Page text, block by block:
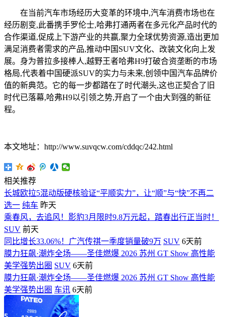
在当前汽车市场经历大变革的环境中,汽车消费市场也在
经历剧变,此番携手罗伦士,哈弗打通两者在多元化产品时代的
合作渠道,促成上下游产业的共赢,聚力全球优势资源,造出更加
满足消费者需求的产品,推动中国SUV文化、改装文化向上发
展。身为普拉多接棒人,越野王者哈弗H9打破合资垄断的市场
格局,代表着中国硬派SUV的实力与未来,创领中国汽车品牌价
值的新典范。它的每一步都踏在了时代潮头,这也正契合了旧
时代已落幕,哈弗H9以引领之势,开启了一个由大到强的新征
程。
本文地址：http://www.suvqcw.com/cddqc/242.html
相关推荐
长城欧拉5混动版硬核验证“平顺实力”，让“顺”与“快”不再二
选一 纯车 昨天
乘春风，去追风！影豹3月限时9.8万元起，踏春出行正当时！
SUV 前天
同比增长33.06%！广汽传祺一季度销量破9万 SUV 6天前
膜力狂飙·潮炸全场——圣佳燃爆 2026 苏州 GT Show 高性能
美学强势出圈 SUV 6天前
膜力狂飙·潮炸全场——圣佳燃爆 2026 苏州 GT Show 高性能
美学强势出圈 车讯 6天前